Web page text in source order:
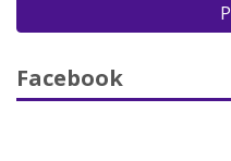
Facebook